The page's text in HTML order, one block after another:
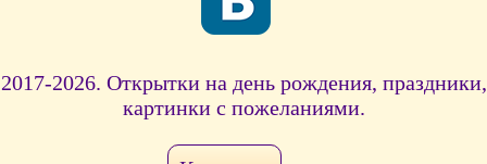
2017-2026. Открытки на день рождения, праздники,
картинки с пожеланиями.